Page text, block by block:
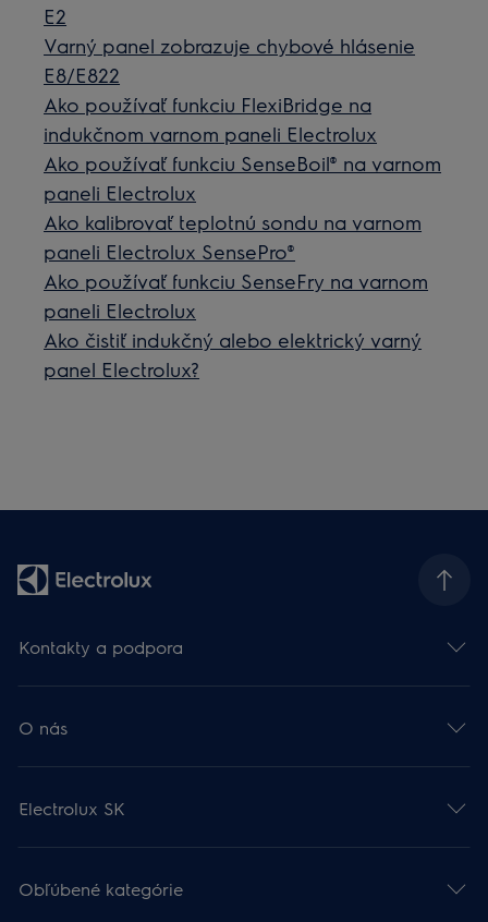
E2
Varný panel zobrazuje chybové hlásenie
E8/E822
Ako používať funkciu FlexiBridge na
indukčnom varnom paneli Electrolux
Ako používať funkciu SenseBoil® na varnom
paneli Electrolux
Ako kalibrovať teplotnú sondu na varnom
paneli Electrolux SensePro®
Ako používať funkciu SenseFry na varnom
paneli Electrolux
Ako čistiť indukčný alebo elektrický varný
panel Electrolux?
Kontakty a podpora
O nás
Electrolux SK
Obľúbené kategórie